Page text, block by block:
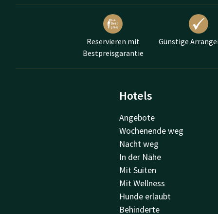
Reservieren mit
Bestpreisgarantie
Günstige
Hotels
Angebote
Wochenende weg
Nacht weg
In der Nähe
Mit Suiten
Mit Wellness
Hunde erlaubt
Behinderte